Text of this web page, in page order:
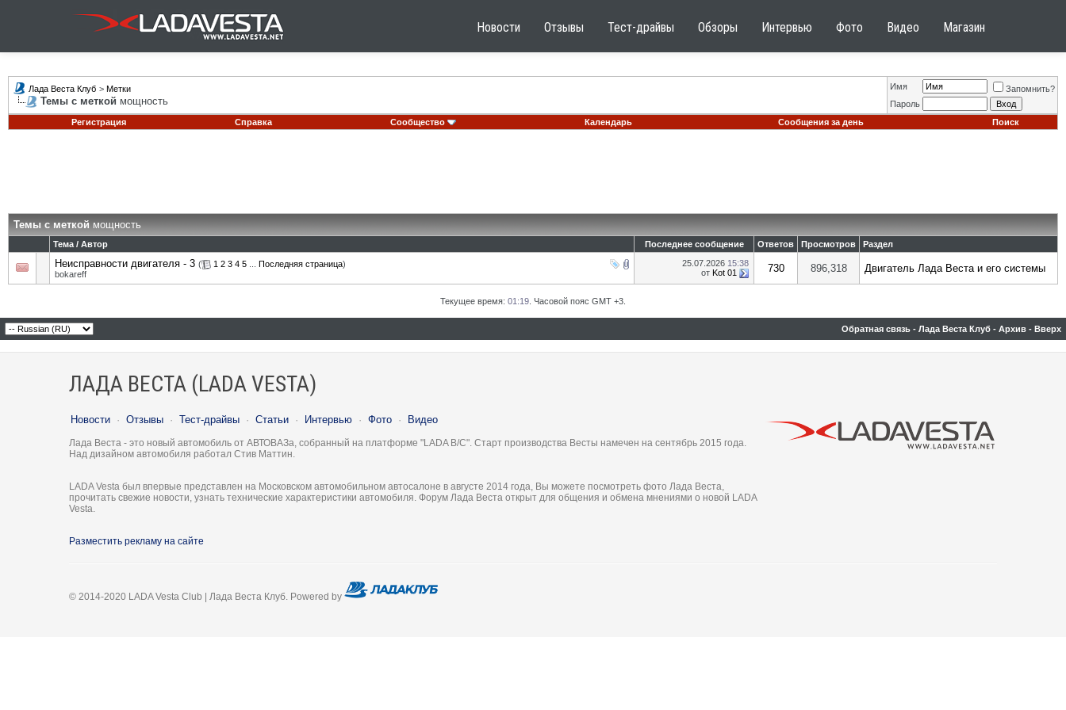
Новости Отзывы Тест-драйвы Обзоры Интервью Фото Видео Магазин
Лада Веста Клуб > Метки
Темы с меткой мощность
Имя
Запомнить?
Пароль
Регистрация
Справка Сообщество Календарь Сообщения за день Поиск
Темы с меткоймощность
Тема / Автор Последнее сообщение Ответов Просмотров Раздел
Неисправности двигателя - 3 ( 1 2 3 4 5 Последняя страница)
bokareff
25.07.2026 15:38
от Kot 01 730 896,318 Двигатель Лада Веста и его системы
Текущее время: 01:19 . Часовой пояс GMT +3.
Обратная связь - Лада Веста Клуб - Архив - Вверх
ЛАДА ВЕСТА (LADA VESTA)
Новости · Отзывы · Тест-драйвы · Статьи · Интервью · Фото · Видео
Лада Веста - это новый автомобиль от АВТОВАЗа, собранный на платформе "LADA B/C". Старт производства Весты намечен на сентябрь 2015 года.
Над дизайном автомобиля работал Стив Маттин.
LADA Vesta был впервые представлен на Московском автомобильном автосалоне в августе 2014 года, Вы можете посмотреть фото Лада Веста,
прочитать свежие новости, узнать технические характеристики автомобиля. Форум Лада Веста открыт для общения и обмена мнениями о новой LADA
Vesta.
Разместить рекламу на сайте
© 2014-2020 LADA Vesta Club | Лада Веста Клуб. Powered by